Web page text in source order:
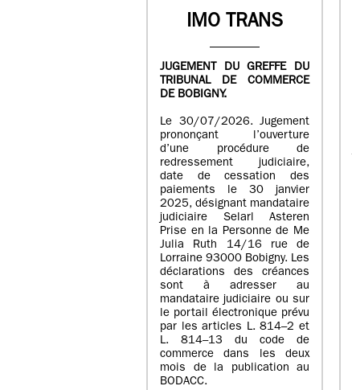
IMO TRANS
JUGEMENT DU GREFFE DU
TRIBUNAL DE COMMERCE
DE BOBIGNY.
Le 30/07/2026. Jugement
prononçant l’ouverture
d’une procédure de
redressement judiciaire,
date de cessation des
paiements le 30 janvier
2025, désignant mandataire
judiciaire Selarl Asteren
Prise en la Personne de Me
Julia Ruth 14/16 rue de
Lorraine 93000 Bobigny. Les
déclarations des créances
sont à adresser au
mandataire judiciaire ou sur
le portail électronique prévu
par les articles L. 814–2 et
L. 814–13 du code de
commerce dans les deux
mois de la publication au
BODACC.